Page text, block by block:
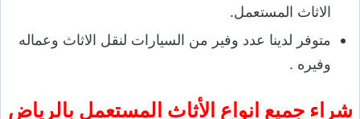
الاثاث المستعمل.
متوفر لدينا عدد وفير من السيارات لنقل الاثاث وعماله
وفيره .
شراء جميع انواع الأثاث المستعمل بالرياض